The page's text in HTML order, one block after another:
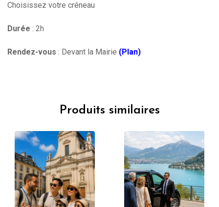
Choisissez votre créneau
Durée : 2h
Rendez-vous : Devant la Mairie (Plan)
Produits similaires